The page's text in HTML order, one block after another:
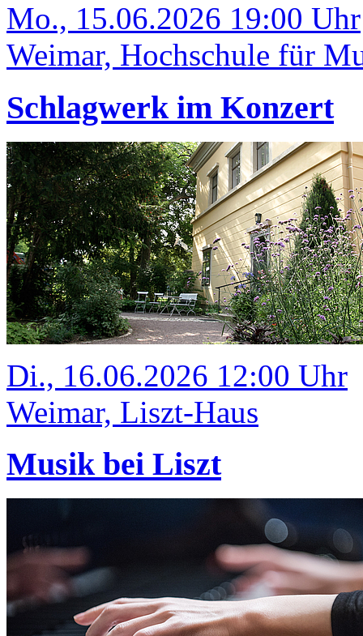
Mo., 15.06.2026 19:00 Uhr
Weimar, Hochschule für
Schlagwerk im Konzert
Di., 16.06.2026 12:00 Uhr
Weimar, Liszt-Haus
Musik bei Liszt